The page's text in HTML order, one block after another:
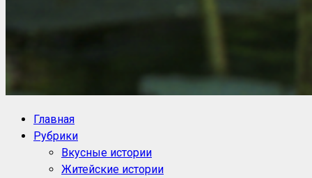
Блог историй NoorySan
Главная
Рубрики
Вкусные истории
Житейские истории